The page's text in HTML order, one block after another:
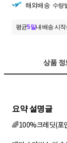
해외배송 수량
평균5일내 배송 시작
상품 정
요약 설명글
🌈100%크레딧(포